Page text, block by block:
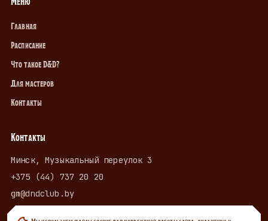
Главная
Расписание
Что такое D&D?
Для мастеров
Контакты
Контакты
Минск, Музыкальный переулок 3
+375 (44) 737 20 20
gm@dndclub.by